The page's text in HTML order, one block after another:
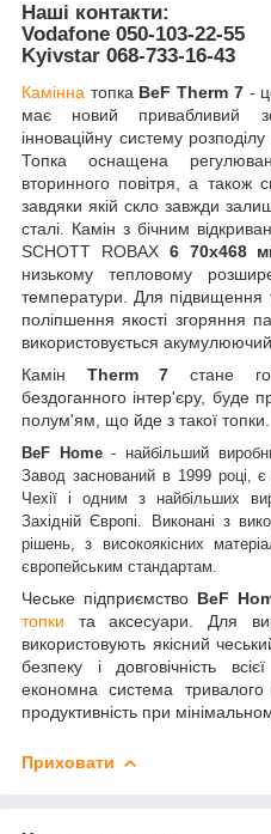
Наші контакти:
Vodafone 050-103-22-55
Kyivstar 068-733-16-43
Камінна топка BeF Therm 7 -
має новий привабливий
інноваційну систему
Топка оснащена
вторинного повітря, а також
завдяки якій скло завжди
сталі. Камін з бічним
SCHOTT ROBAX 6 70х468
низькому тепловому
температури. Для підвищення
поліпшення якості згоряння
використовується
Камін Therm 7стане
бездоганного інтер'єру, буде
полум'ям, що йде з такої топки.
BeF Home- найбільший
Завод заснований в 1999 році,
Чехії і одним з найбільших
Західній Європі. Виконані з
рішень, з високоякісних
європейським стандартам.
Чеське підприємство BeF
топки та аксесуари. Для
використовують якісний
безпеку і довговічність
економна система тривалого
продуктивність при
Приховати